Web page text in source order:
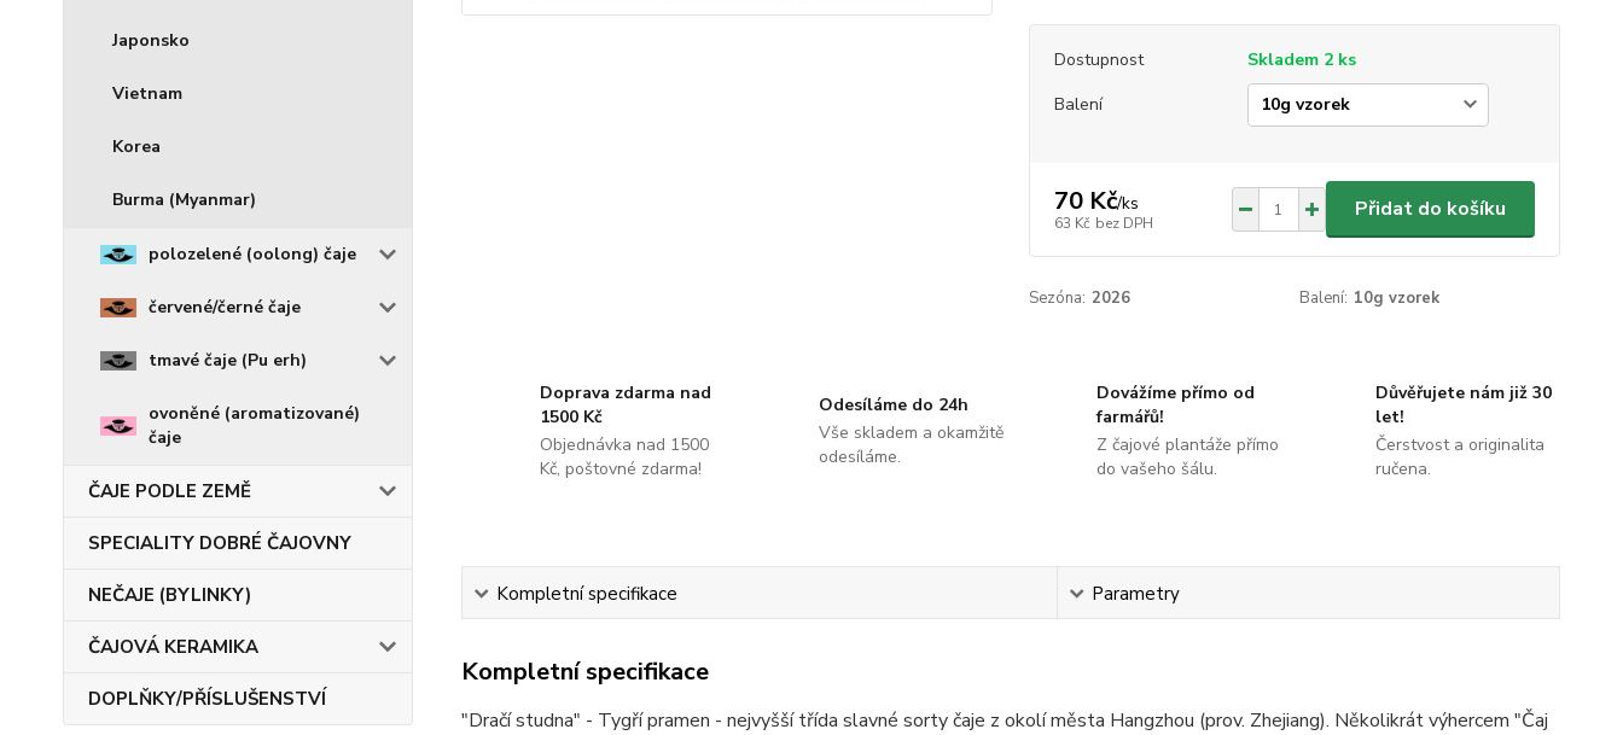
Japonsko
Vietnam
Korea
Burma (Myanmar)
polozelené (oolong) čaje
červené/černé čaje
tmavé čaje (Pu erh)
ovoněné (aromatizované)
čaje
ČAJE PODLE ZEMĚ
SPECIALITY DOBRÉ ČAJOVNY
NEČAJE (BYLINKY)
ČAJOVÁ KERAMIKA
DOPLŇKY/PŘÍSLUŠENSTVÍ
Dostupnost
Skladem 2 ks
Balení
70 Kč/ks
63 Kč bez DPH
Přidat do košíku
Sezóna: 2026 Balení: 10g vzorek
Doprava zdarma nad
1500 Kč
Objednávka nad 1500
Kč, poštovné zdarma!
Odesíláme do 24h
Vše skladem a okamžitě
odesíláme.
Dovážíme přímo od
farmářů!
Z čajové plantáže přímo
do vašeho šálu.
Důvěřujete nám již 30
let!
Čerstvost a originalita
ručena.
Kompletní specifikace Parametry
Kompletní specifikace
"Dračí studna" - Tygří pramen - nejvyšší třída slavné sorty čaje z okolí města Hangzhou (prov. Zhejiang). Několikrát výhercem "Čaj